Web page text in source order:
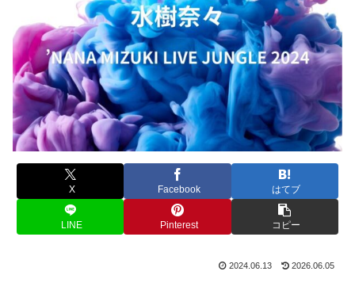
X Facebook はてブ
LINE Pinterest コピー
2024.06.13 2026.06.05